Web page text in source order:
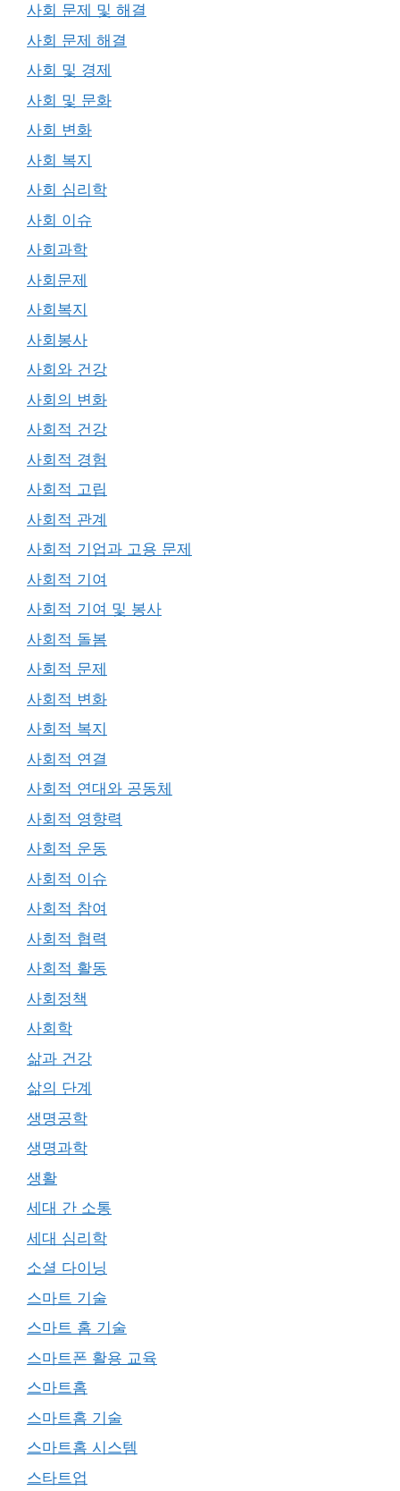
사회 문제 및 해결
사회 문제 해결
사회 및 경제
사회 및 문화
사회 변화
사회 복지
사회 심리학
사회 이슈
사회과학
사회문제
사회복지
사회봉사
사회와 건강
사회의 변화
사회적 건강
사회적 경험
사회적 고립
사회적 관계
사회적 기업과 고용 문제
사회적 기여
사회적 기여 및 봉사
사회적 돌봄
사회적 문제
사회적 변화
사회적 복지
사회적 연결
사회적 연대와 공동체
사회적 영향력
사회적 운동
사회적 이슈
사회적 참여
사회적 협력
사회적 활동
사회정책
사회학
삶과 건강
삶의 단계
생명공학
생명과학
생활
세대 간 소통
세대 심리학
소셜 다이닝
스마트 기술
스마트 홈 기술
스마트폰 활용 교육
스마트홈
스마트홈 기술
스마트홈 시스템
스타트업